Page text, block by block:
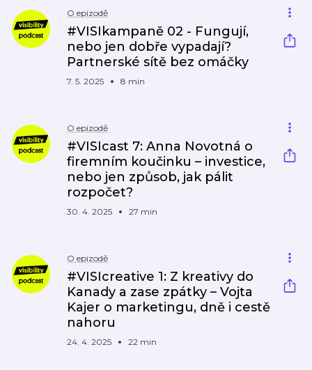
O epizodě
#VISIkampaně 02 - Fungují,
nebo jen dobře vypadají?
Partnerské sítě bez omáčky
7. 5. 2025 8 min
O epizodě
#VISIcast 7: Anna Novotná o
firemním koučinku – investice,
nebo jen způsob, jak pálit
rozpočet?
30. 4. 2025 27 min
O epizodě
#VISIcreative 1: Z kreativy do
Kanady a zase zpátky – Vojta
Kajer o marketingu, dně i cestě
nahoru
24. 4. 2025 22 min